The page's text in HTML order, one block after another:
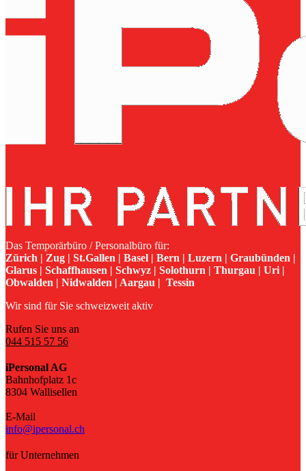
Das Temporärbüro / Personalbüro für:
Zürich | Zug | St.Gallen | Basel | Bern | Luzern | Graubünden |
Glarus | Schaffhausen | Schwyz | Solothurn | Thurgau | Uri |
Obwalden | Nidwalden | Aargau | Tessin
Wir sind für Sie schweizweit aktiv
Rufen Sie uns an
044 515 57 56
iPersonal AG
Bahnhofplatz 1c
8304 Wallisellen
E-Mail
info@ipersonal.ch
für Unternehmen